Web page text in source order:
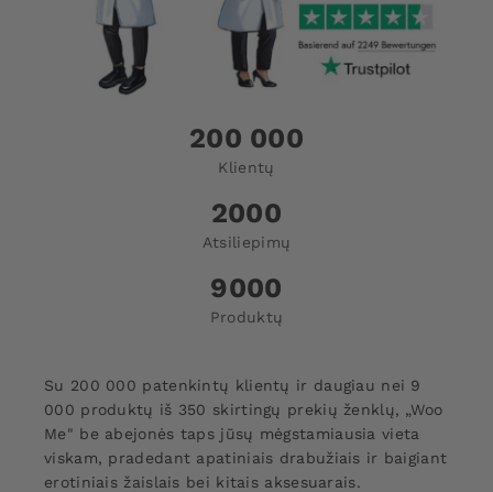
200 000
Klientų
2000
Atsiliepimų
9000
Produktų
Su 200 000 patenkintų klientų ir daugiau nei 9
000 produktų iš 350 skirtingų prekių ženklų, „Woo
Me" be abejonės taps jūsų mėgstamiausia vieta
viskam, pradedant apatiniais drabužiais ir baigiant
erotiniais žaislais bei kitais aksesuarais.